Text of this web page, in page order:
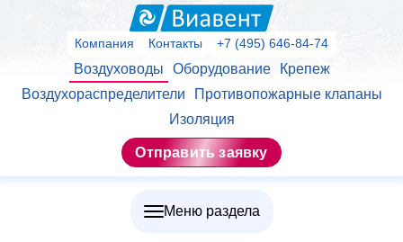
Компания Контакты +7 (495) 646-84-74
Воздуховоды Оборудование
Крепеж
Воздухораспределители
Противопожарные клапаны
Изоляция
Отправить заявку
Меню раздела